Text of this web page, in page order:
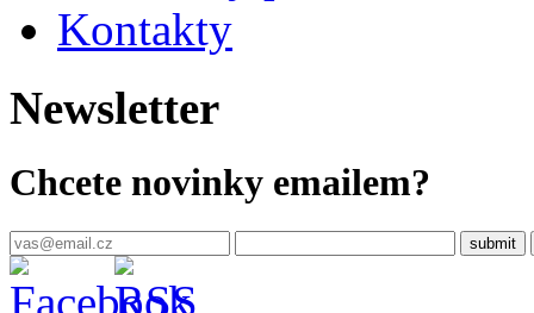
Kontakty
Newsletter
Chcete novinky emailem?